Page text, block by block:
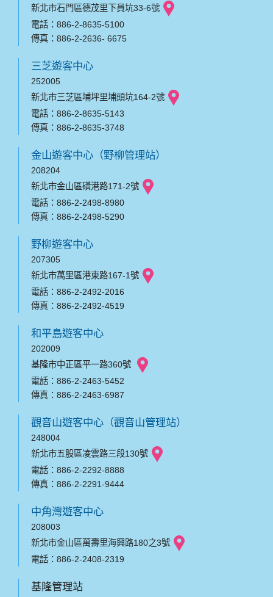
新北市石門區德茂里下員坑33-6號
電話：886-2-8635-5100
傳真：886-2-2636- 6675
三芝遊客中心
252005
新北市三芝區埔坪里埔頭坑164-2號
電話：886-2-8635-5143
傳真：886-2-8635-3748
金山遊客中心（野柳管理站）
208204
新北市金山區磺港路171-2號
電話：886-2-2498-8980
傳真：886-2-2498-5290
野柳遊客中心
207305
新北市萬里區港東路167-1號
電話：886-2-2492-2016
傳真：886-2-2492-4519
和平島遊客中心
202009
基隆市中正區平一路360號
電話：886-2-2463-5452
傳真：886-2-2463-6987
觀音山遊客中心（觀音山管理站）
248004
新北市五股區凌雲路三段130號
電話：886-2-2292-8888
傳真：886-2-2291-9444
中角灣遊客中心
208003
新北市金山區萬壽里海興路180之3號
電話：886-2-2408-2319
基隆管理站